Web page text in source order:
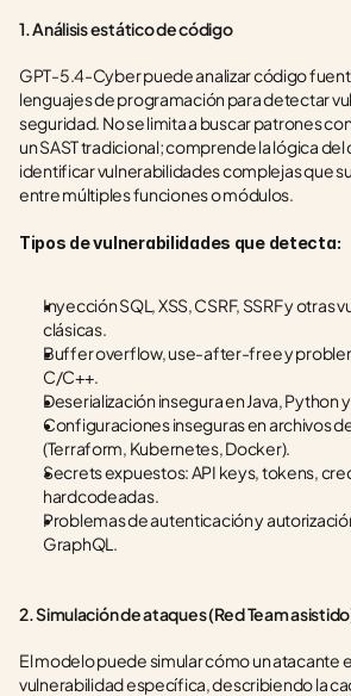
1. Análisis estático de código
GPT-5.4-Cyber puede analizar código
lenguajes de programación para detectar
seguridad. No se limita a buscar patrones
un SAST tradicional; comprende la lógica
identificar vulnerabilidades complejas que
entre múltiples funciones o módulos.
Tipos de vulnerabilidades que detecta:
Inyección SQL, XSS, CSRF, SSRF y otras
clásicas.
Buffer overflow, use-after-free y
C/C++.
Deserialización insegura en Java, Python y
Configuraciones inseguras en archivos
(Terraform, Kubernetes, Docker).
Secrets expuestos: API keys, tokens,
hardcodeadas.
Problemas de autenticación y
GraphQL.
2. Simulación de ataques (Red Team
El modelo puede simular cómo un atacante
vulnerabilidad específica, describiendo la